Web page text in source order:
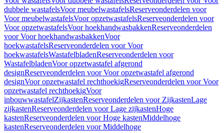
dubbele wastafelsVoor meubelwastafelsReserveonderdelen voor
Voor meubelwastafelsVoor opzetwastafelsReserveonderdelen voor
Voor opzetwastafelsVoor hoekhandwasbakkenReserveonderdelen
voor Voor hoekhandwasbakkenVoor
hoekwastafelsReserveonderdelen voor Voor
hoekwastafelsWastafelbladenReserveonderdelen voor
WastafelbladenVoor opzetwastafel afgerond
designReserveonderdelen voor Voor opzetwastafel afgerond
designVoor opzetwastafel rechthoekigReserveonderdelen voor Voor
opzetwastafel rechthoekigVoor
inbouwwastafelZijkastenReserveonderdelen voor ZijkastenLage
zijkastenReserveonderdelen voor Lage zijkastenHoge
kastenReserveonderdelen voor Hoge kastenMiddelhoge
kastenReserveonderdelen voor Middelhoge